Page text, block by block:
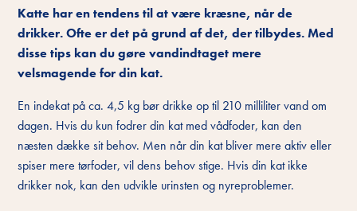
Katte har en tendens til at være kræsne, når de
drikker. Ofte er det på grund af det, der tilbydes. Med
disse tips kan du gøre vandindtaget mere
velsmagende for din kat.
En indekat på ca. 4,5 kg bør drikke op til 210 milliliter vand om
dagen. Hvis du kun fodrer din kat med vådfoder, kan den
næsten dække sit behov. Men når din kat bliver mere aktiv eller
spiser mere tørfoder, vil dens behov stige. Hvis din kat ikke
drikker nok, kan den udvikle urinsten og nyreproblemer.